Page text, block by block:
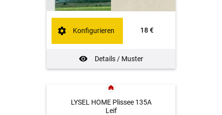
18 €
Details / Muster
Konfigurieren
LYSEL HOME Plissee 135A
Leif